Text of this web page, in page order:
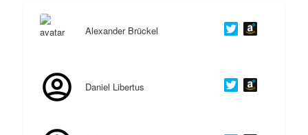
Alexander Brückel
Daniel Libertus